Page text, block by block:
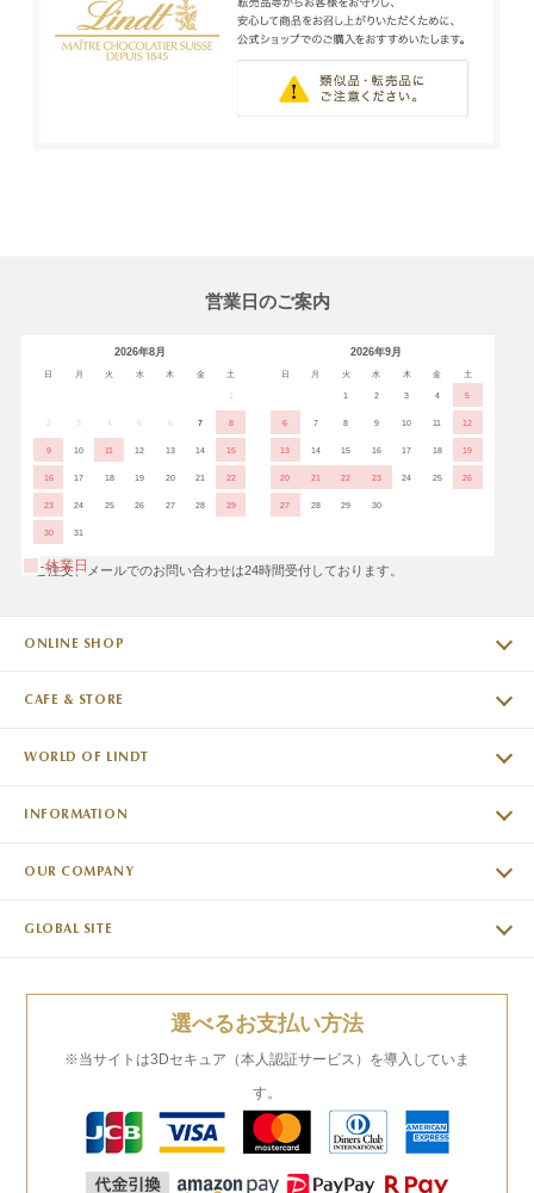
営業日のご案内
2026年8月
日 月 火 水 木 金 土
1
2 3 4 5 6 7 8
9 10 11 12 13 14 15
16 17 18 19 20 21 22
23 24 25 26 27 28 29
30 31
2026年9月
日 月 火 水 木 金 土
1 2 3 4 5
6 7 8 9 10 11 12
13 14 15 16 17 18 19
20 21 22 23 24 25 26
27 28 29 30
休業日
※ご注文、メールでのお問い合わせは24時間受付しております。
ONLINE SHOP
CAFE & STORE
WORLD OF LINDT
INFORMATION
OUR COMPANY
GLOBAL SITE
選べるお支払い方法
※当サイトは3Dセキュア（本人認証サービス）を導入していま
す。